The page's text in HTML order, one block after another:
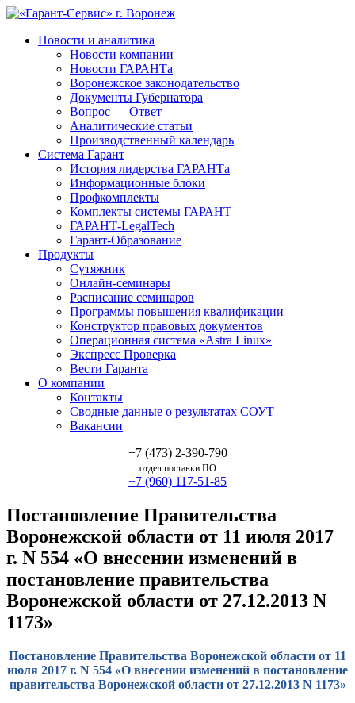
Новости и аналитика
Новости компании
Новости ГАРАНТа
Воронежское законодательство
Документы Губернатора
Вопрос — Ответ
Аналитические статьи
Производственный календарь
Система Гарант
История лидерства ГАРАНТа
Информационные блоки
Профкомплекты
Комплекты системы ГАРАНТ
ГАРАНТ-LegalTech
Гарант-Образование
Продукты
Сутяжник
Онлайн-семинары
Расписание семинаров
Программы повышения квалификации
Конструктор правовых документов
Операционная система «Astra Linux»
Экспресс Проверка
Вести Гаранта
О компании
Контакты
Сводные данные о результатах СОУТ
Вакансии
+7 (473) 2-390-790
отдел поставки ПО
+7 (960) 117-51-85
Постановление Правительства
Воронежской области от 11 июля 2017
г. N 554 «О внесении изменений в
постановление правительства
Воронежской области от 27.12.2013 N
1173»
Постановление Правительства Воронежской области от 11
июля 2017 г. N 554 «О внесении изменений в постановление
правительства Воронежской области от 27.12.2013 N 1173»